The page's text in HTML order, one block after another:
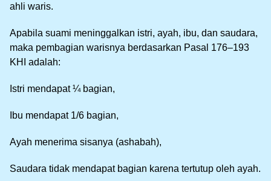
ahli waris.
Apabila suami meninggalkan istri, ayah, ibu, dan saudara,
maka pembagian warisnya berdasarkan Pasal 176–193
KHI adalah:
Istri mendapat ¼ bagian,
Ibu mendapat 1/6 bagian,
Ayah menerima sisanya (ashabah),
Saudara tidak mendapat bagian karena tertutup oleh ayah.